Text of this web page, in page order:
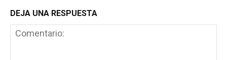
DEJA UNA RESPUESTA